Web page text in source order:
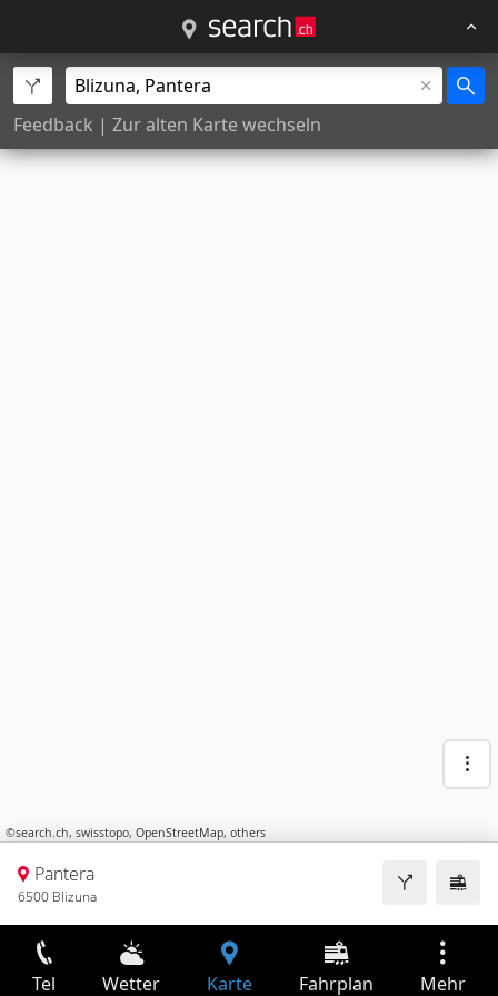
Feedback | Zur alten Karte wechseln
©search.ch, swisstopo, OpenStreetMap, others
Pantera
6500 Blizuna
Tel Wetter Karte Fahrplan Mehr